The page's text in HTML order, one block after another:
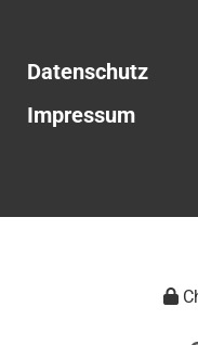
Datenschutz
Impressum